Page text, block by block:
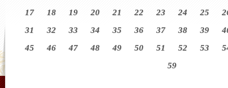
17
18 19 20 21 22 23 24 25
31
32 33 34 35 36 37 38 39
45
46 47 48 49 50 51 52 53
59